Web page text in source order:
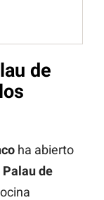
de
ha abierto
de